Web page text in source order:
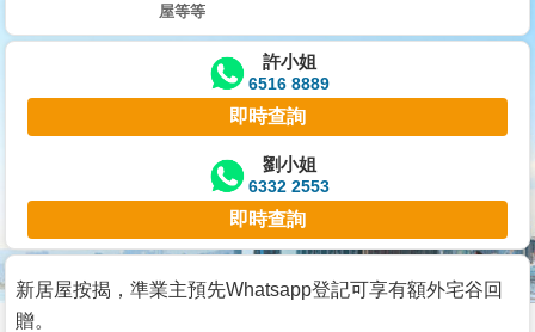
交
業
主
宅
谷
按
屋等等
許小姐
6516 8889
即時查詢
劉小姐
6332 2553
即時查詢
新居屋按揭，準業主預先Whatsapp登記可享有額外宅谷回
贈。